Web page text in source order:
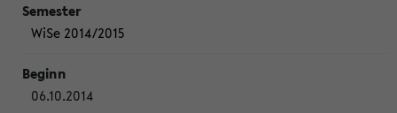
WiSe 2014/2015
06.10.2014